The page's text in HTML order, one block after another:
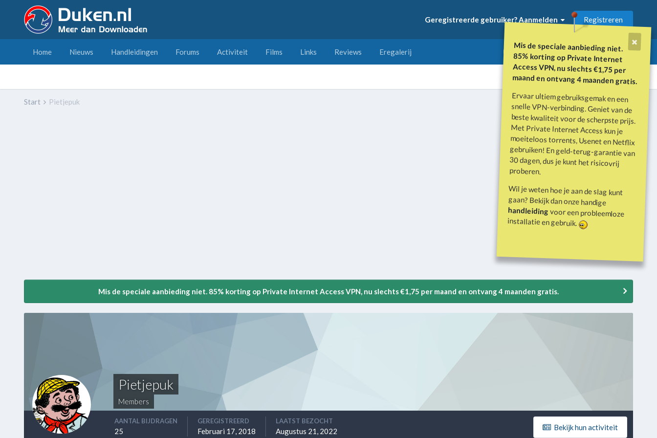
Mis de speciale aanbieding niet.
85% korting op Private Internet
Access VPN, nu slechts €1,75 per
maand en ontvang 4 maanden gratis.
Ervaar ultiem gebruiksgemak en een
snelle VPN-verbinding. Geniet van de
beste kwaliteit voor de scherpste prijs.
Met Private Internet Access kun je
moeiteloos torrents, Usenet en Netflix
gebruiken! En geld-terug-garantie van
30 dagen, dus je kunt het risicovrij
proberen.
Wil je weten hoe je aan de slag kunt
gaan? Bekijk dan onze handige
handleidingvoor een probleemloze
installatie en gebruik.
Geregistreerde gebruiker? Aanmelden Registreren
Home Nieuws Handleidingen Forums Activiteit Films Links Reviews Eregalerij
Alle activiteit
Start Pietjepuk
Mis de speciale aanbieding niet. 85% korting op Private Internet Access VPN, nu slechts €1,75 per maand en ontvang 4 maanden gratis.
Pietjepuk
Members
Bekijk hun activiteit
AANTAL BIJDRAGEN
25
GEREGISTREERD
Februari 17, 2018
LAATST BEZOCHT
Augustus 21, 2022